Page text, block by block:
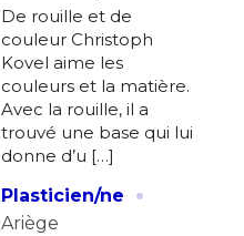
De rouille et de
couleur Christoph
Kovel aime les
couleurs et la matière.
Avec la rouille, il a
trouvé une base qui lui
donne d’u […]
Plasticien/ne
·
Ariège